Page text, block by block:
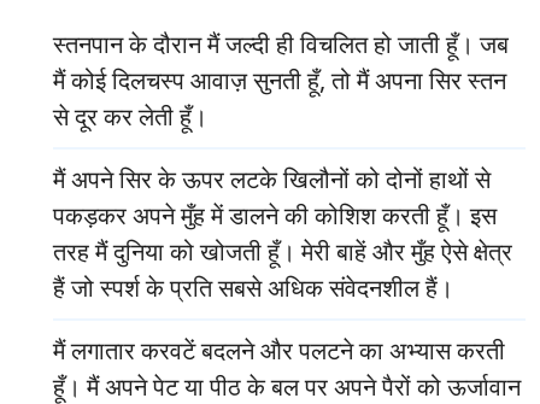
स्तनपान के दौरान मैं जल्दी ही विचलित हो जाती हूँ। जब
मैं कोई दिलचस्प आवाज़ सुनती हूँ, तो मैं अपना सिर स्तन
से दूर कर लेती हूँ।
मैं अपने सिर के ऊपर लटके खिलौनों को दोनों हाथों से
पकड़कर अपने मुँह में डालने की कोशिश करती हूँ। इस
तरह मैं दुनिया को खोजती हूँ। मेरी बाहें और मुँह ऐसे क्षेत्र
हैं जो स्पर्श के प्रति सबसे अधिक संवेदनशील हैं।
मैं लगातार करवटें बदलने और पलटने का अभ्यास करती
हूँ। मैं अपने पेट या पीठ के बल पर अपने पैरों को ऊर्जावान